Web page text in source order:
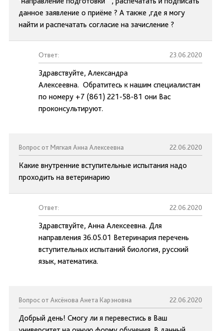
данное заявление о приёме ? А также ,где я могу
найти и распечатать согласие на зачисление ?
Ответ: 23.06.2020
Здравствуйте, Александра
Алексеевна. Обратитесь к нашим специалистам
по номеру +7 (861) 221-58-81 они Вас
проконсультируют.
Вопрос от Мягкая Анна Алексеевна 22.06.2020
Какие внутренние вступительные испытания надо
проходить на ветеринарию
Ответ: 22.06.2020
Здравствуйте, Анна Алексеевна. Для
направления 36.05.01 Ветеринария перечень
вступительных испытаний биология, русский
язык, математика.
Вопрос от Аксёнова Анета Карэновна 22.06.2020
Добрый день! Смогу ли я перевестись в Ваш